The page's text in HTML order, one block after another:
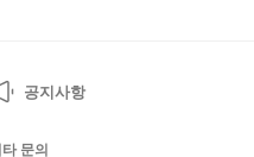
공지사항
타 문의